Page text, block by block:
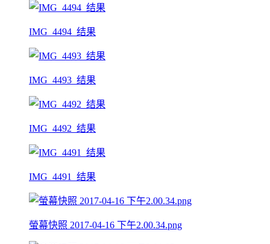
IMG_4494_结果
IMG_4493_结果
IMG_4492_结果
IMG_4491_结果
螢幕快照 2017-04-16 下午2.00.34.png